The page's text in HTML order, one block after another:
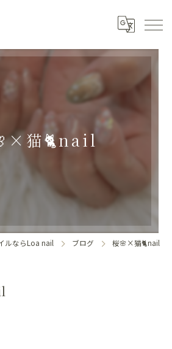
猫🐈nail
ルならLoa nail ブログ 桜🌸×猫🐈nail